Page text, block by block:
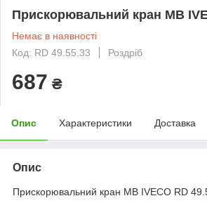
Прискорювальний кран MB
Немає в наявності
Код: RD 49.55.33
Роздріб
687 ₴
Опис Характеристики Доставка
Опис
Прискорювальний кран MB IVECO RD